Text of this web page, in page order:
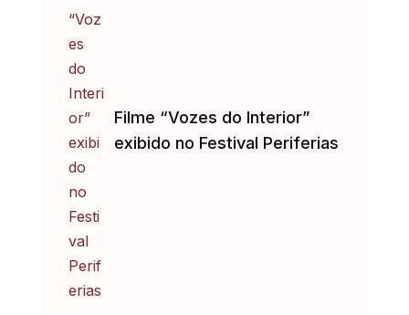
Filme “Vozes do Interior”
exibido no Festival Periferias